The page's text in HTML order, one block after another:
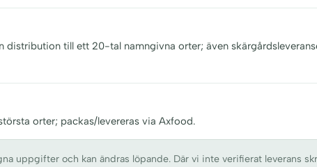
distribution till ett 20-tal namngivna orter; även
orter; packas/levereras via Axfood.
uppgifter och kan ändras löpande. Där vi inte verifierat leverans